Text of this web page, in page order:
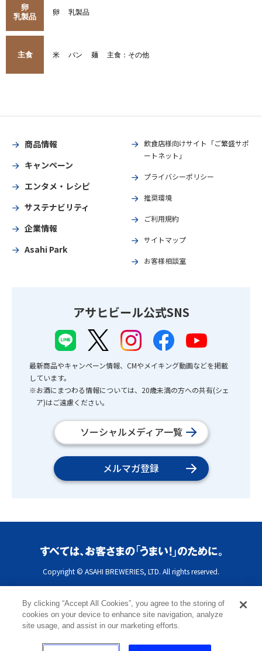
卵
乳製品
卵 乳製品
主食 米 パン 麺 主食：その他
商品情報
キャンペーン
エンタメ・レシピ
サステナビリティ
企業情報
Asahi Park
飲食店様向けサイト「ご繁盛サポ
ートネット」
プライバシーポリシー
推奨環境
ご利用規約
サイトマップ
お客様相談室
アサヒビール公式SNS
最新商品やキャンペーン情報、CMやメイキング動画などを掲載
しています。
※お酒にまつわる情報については、20歳未満の方への共有(シェ
ア)はご遠慮ください。
ソーシャルメディア一覧
メルマガ登録
Copyright © ASAHI BREWERIES, LTD. All rights reserved.
By clicking “Accept All Cookies”, you agree to the storing of
cookies on your device to enhance site navigation, analyze
site usage, and assist in our marketing efforts.